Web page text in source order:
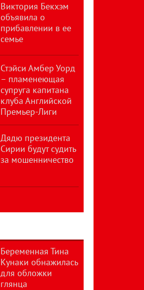
Виктория Бекхэм
объявила о
прибавлении в ее
семье
Стэйси Амбер Уорд
– пламенеющая
супруга капитана
клуба Английской
Премьер-Лиги
Дядю президента
Сирии будут судить
за мошенничество
Беременная Тина
Кунаки обнажилась
для обложки
глянца